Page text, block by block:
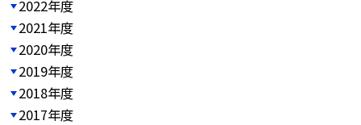
2022年度
2021年度
2020年度
2019年度
2018年度
2017年度